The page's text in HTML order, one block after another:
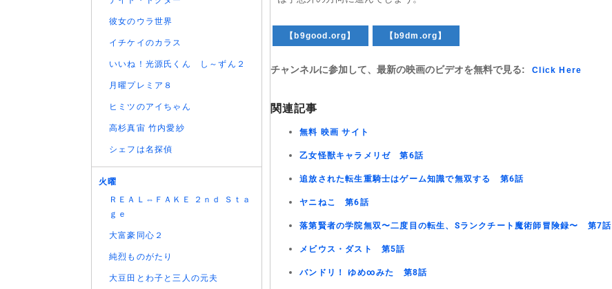
【b9good.org】 【b9dm.org】
チャンネルに参加して、最新の映画のビデオを無料で見る: Click Here
関連記事
無料 映画 サイト
乙女怪獣キャラメリゼ 第6話
追放された転生重騎士はゲーム知識で無双する 第6話
ヤニねこ 第6話
落第賢者の学院無双〜二度目の転生、Sランクチート魔術師冒険録〜 第7話
メビウス・ダスト 第5話
バンドリ！ ゆめ∞みた 第8話
彼女のウラ世界
イチケイのカラス
いいね！光源氏くん し～ずん２
月曜プレミア８
ヒミツのアイちゃん
高杉真宙 竹内愛紗
シェフは名探偵
火曜
ＲＥＡＬ⇔ＦＡＫＥ ２ｎｄ Ｓｔａ
ｇｅ
大富豪同心２
純烈ものがたり
大豆田とわ子と三人の元夫